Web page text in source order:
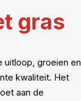
gras
uitloop, groeien en
kwaliteit. Het
aan de